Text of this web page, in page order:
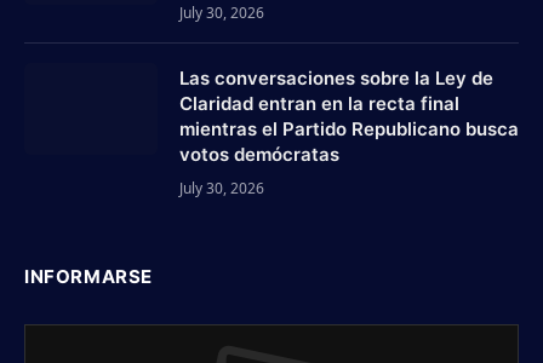
July 30, 2026
Las conversaciones sobre la Ley de
Claridad entran en la recta final
mientras el Partido Republicano busca
votos demócratas
July 30, 2026
INFORMARSE